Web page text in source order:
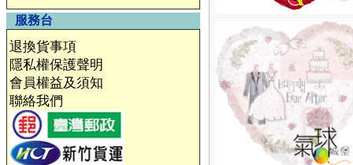
服務台
退換貨事項
隱私權保護聲明
會員權益及須知
聯絡我們